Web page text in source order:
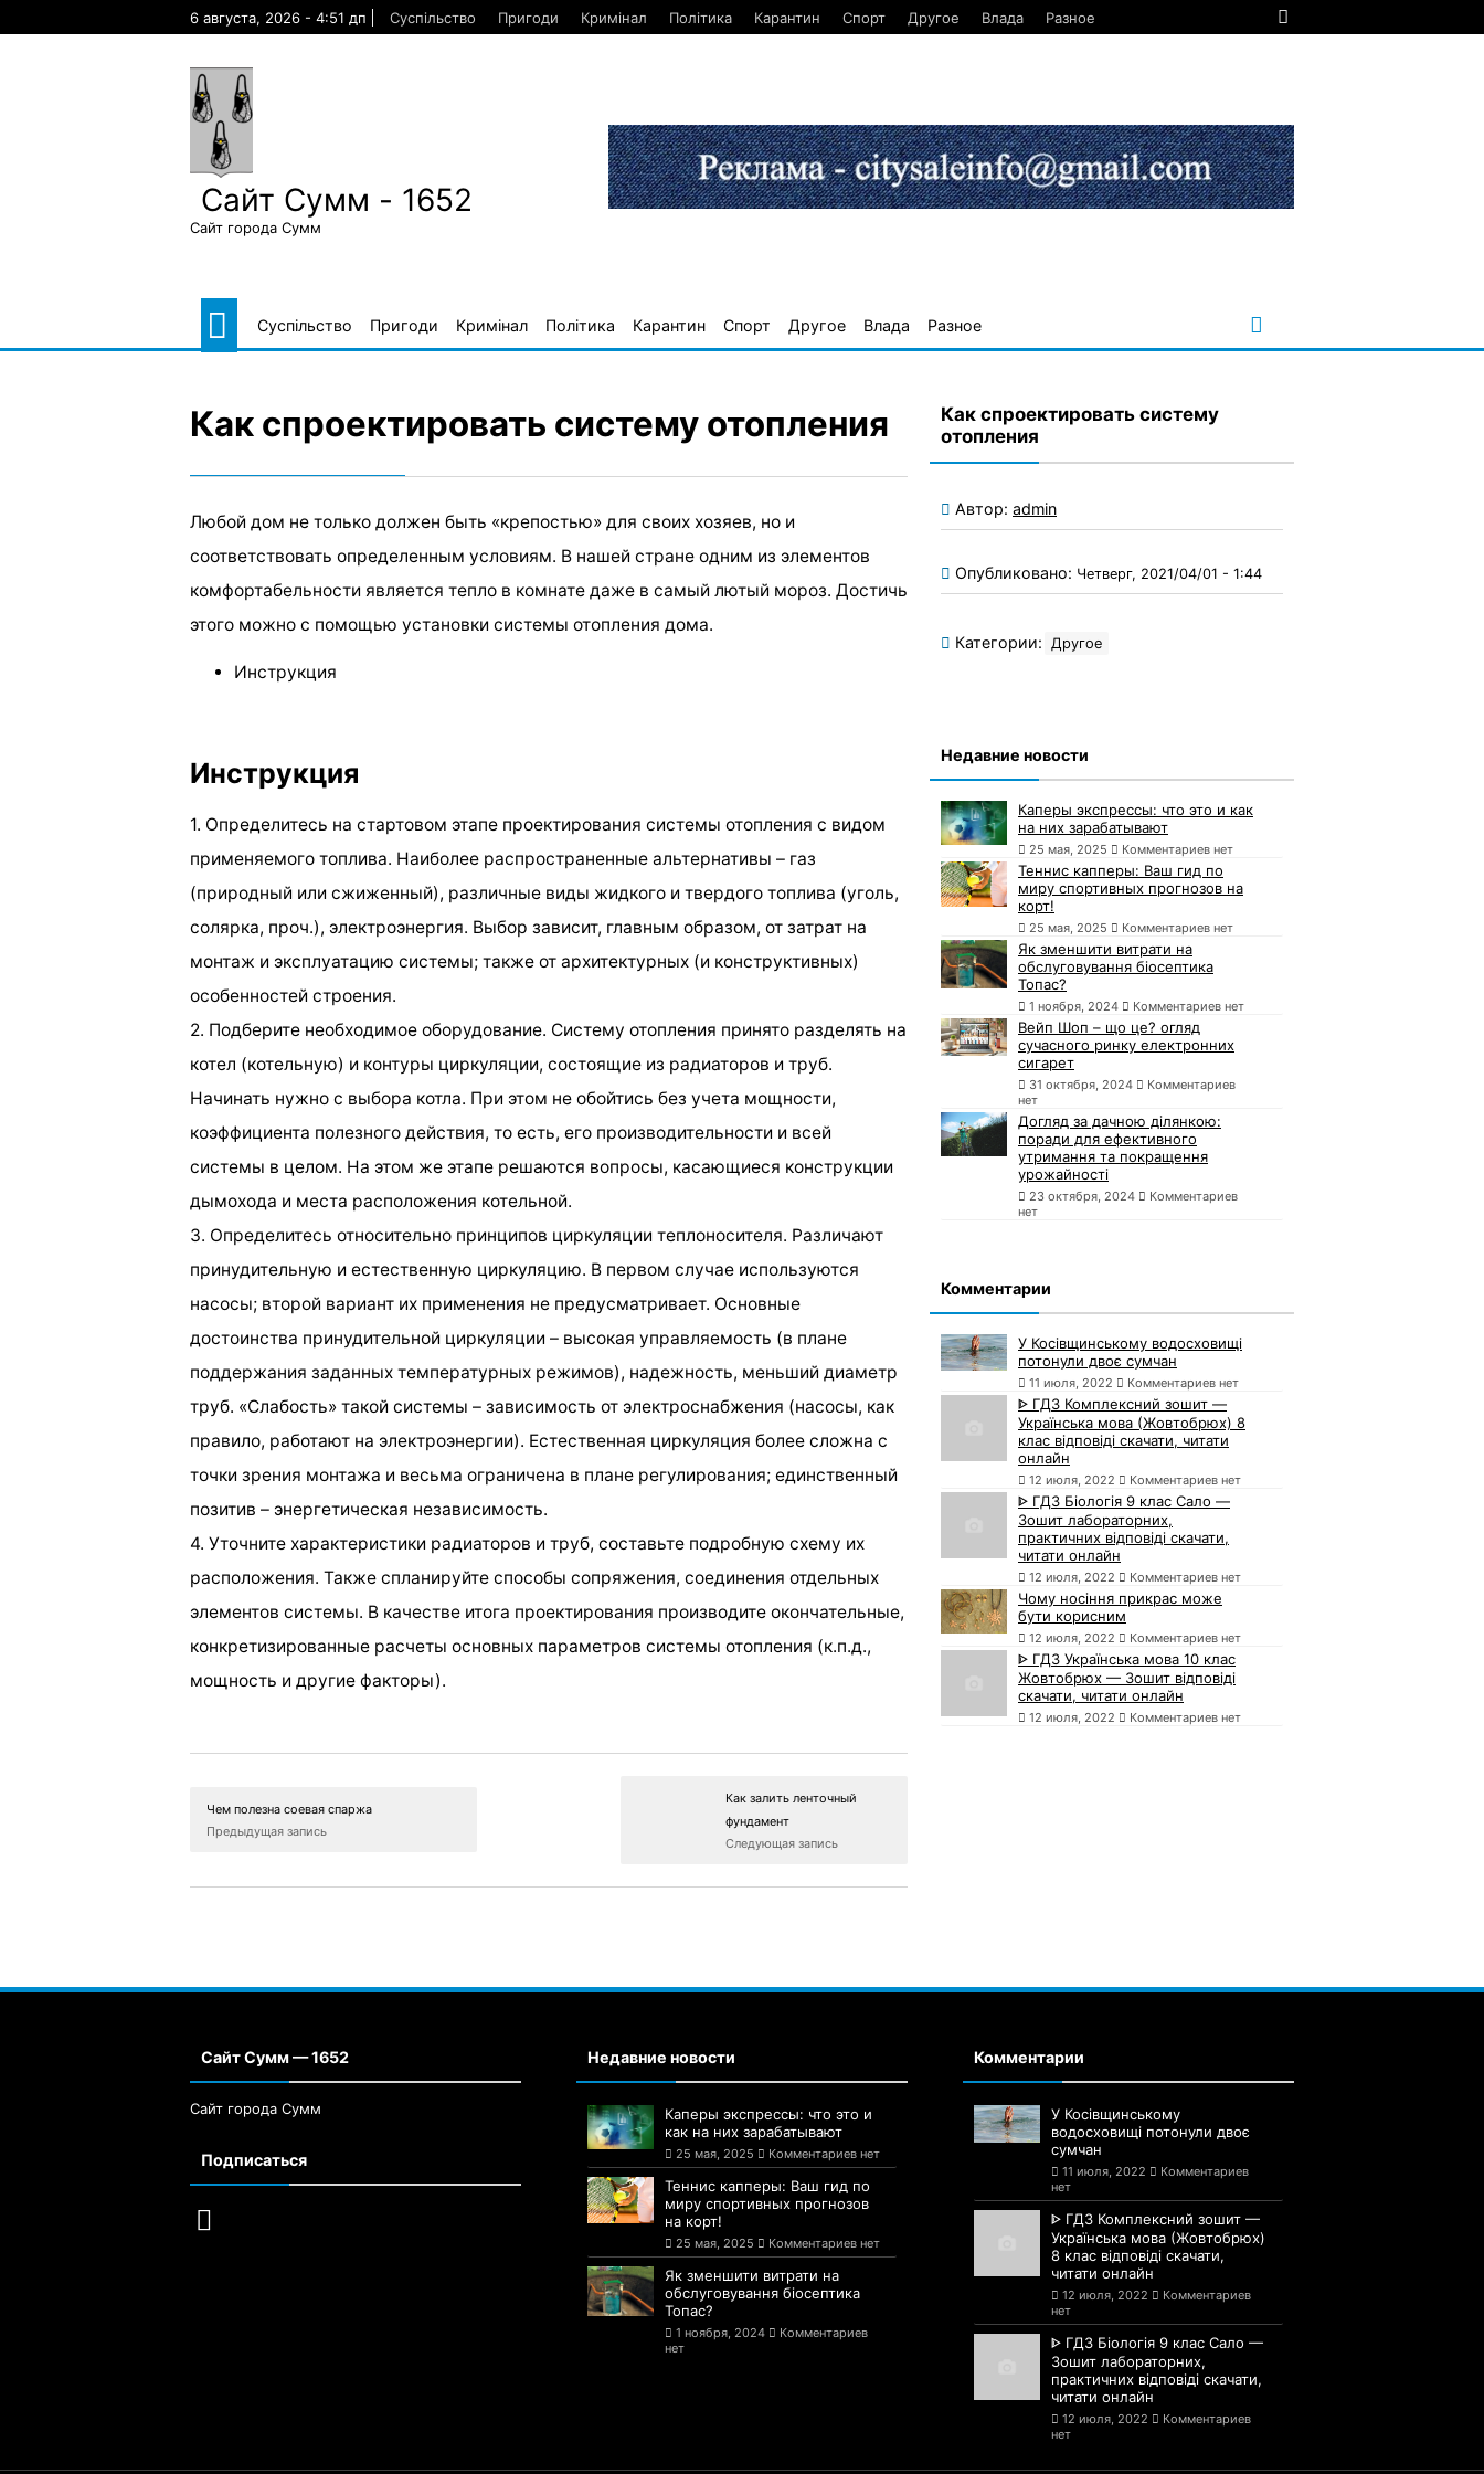
6 августа, 2026 - 4:51 дп Суспільство Пригоди Кримінал Політика Карантин Спорт Другое Влада Разное
Сайт Сумм - 1652
Сайт города Сумм
Суспільство Пригоди Кримінал Політика Карантин Спорт Другое Влада Разное
Как спроектировать систему отопления
Любой дом не только должен быть «крепостью» для своих хозяев, но и
соответствовать определенным условиям. В нашей стране одним из элементов
комфортабельности является тепло в комнате даже в самый лютый мороз. Достичь
этого можно с помощью установки системы отопления дома.
Инструкция
Инструкция
1. Определитесь на стартовом этапе проектирования системы отопления с видом
применяемого топлива. Наиболее распространенные альтернативы – газ
(природный или сжиженный), различные виды жидкого и твердого топлива (уголь,
солярка, проч.), электроэнергия. Выбор зависит, главным образом, от затрат на
монтаж и эксплуатацию системы; также от архитектурных (и конструктивных)
особенностей строения.
2. Подберите необходимое оборудование. Систему отопления принято разделять на
котел (котельную) и контуры циркуляции, состоящие из радиаторов и труб.
Начинать нужно с выбора котла. При этом не обойтись без учета мощности,
коэффициента полезного действия, то есть, его производительности и всей
системы в целом. На этом же этапе решаются вопросы, касающиеся конструкции
дымохода и места расположения котельной.
3. Определитесь относительно принципов циркуляции теплоносителя. Различают
принудительную и естественную циркуляцию. В первом случае используются
насосы; второй вариант их применения не предусматривает. Основные
достоинства принудительной циркуляции – высокая управляемость (в плане
поддержания заданных температурных режимов), надежность, меньший диаметр
труб. «Слабость» такой системы – зависимость от электроснабжения (насосы, как
правило, работают на электроэнергии). Естественная циркуляция более сложна с
точки зрения монтажа и весьма ограничена в плане регулирования; единственный
позитив – энергетическая независимость.
4. Уточните характеристики радиаторов и труб, составьте подробную схему их
расположения. Также спланируйте способы сопряжения, соединения отдельных
элементов системы. В качестве итога проектирования производите окончательные,
конкретизированные расчеты основных параметров системы отопления (к.п.д.,
мощность и другие факторы).
Чем полезна соевая спаржа
Предыдущая запись
Как залить ленточный
фундамент
Следующая запись
Как спроектировать систему
отопления
Автор: admin
Опубликовано: Четверг, 2021/04/01 - 1:44
Категории: Другое
Недавние новости
Каперы экспрессы: что это и как
на них зарабатывают
25 мая, 2025 Комментариев нет
Теннис капперы: Ваш гид по
миру спортивных прогнозов на
корт!
25 мая, 2025 Комментариев нет
Як зменшити витрати на
обслуговування біосептика
Топас?
1 ноября, 2024 Комментариев нет
Вейп Шоп – що це? огляд
сучасного ринку електронних
сигарет
31 октября, 2024
Комментариев
нет
Догляд за дачною ділянкою:
поради для ефективного
утримання та покращення
урожайності
23 октября, 2024
Комментариев
нет
Комментарии
У Косівщинському водосховищі
потонули двоє сумчан
11 июля, 2022 Комментариев нет
ᐈ ГДЗ Комплексний зошит —
Українська мова (Жовтобрюх) 8
клас відповіді скачати, читати
онлайн
12 июля, 2022 Комментариев нет
ᐈ ГДЗ Біологія 9 клас Сало —
Зошит лабораторних,
практичних відповіді скачати,
читати онлайн
12 июля, 2022 Комментариев нет
Чому носіння прикрас може
бути корисним
12 июля, 2022 Комментариев нет
ᐈ ГДЗ Українська мова 10 клас
Жовтобрюх — Зошит відповіді
скачати, читати онлайн
12 июля, 2022 Комментариев нет
Сайт Сумм — 1652
Сайт города Сумм
Подписаться
Недавние новости
Каперы экспрессы: что это и
как на них зарабатывают
25 мая, 2025 Комментариев нет
Теннис капперы: Ваш гид по
миру спортивных прогнозов
на корт!
25 мая, 2025 Комментариев нет
Як зменшити витрати на
обслуговування біосептика
Топас?
1 ноября, 2024
Комментариев
нет
Комментарии
У Косівщинському
водосховищі потонули двоє
сумчан
11 июля, 2022
Комментариев
нет
ᐈ ГДЗ Комплексний зошит —
Українська мова (Жовтобрюх)
8 клас відповіді скачати,
читати онлайн
12 июля, 2022
Комментариев
нет
ᐈ ГДЗ Біологія 9 клас Сало —
Зошит лабораторних,
практичних відповіді скачати,
читати онлайн
12 июля, 2022
Комментариев
нет